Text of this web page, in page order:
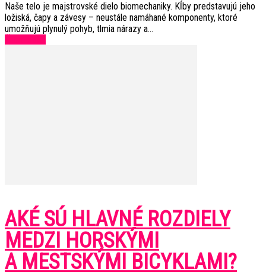
Naše telo je majstrovské dielo biomechaniky. Kĺby predstavujú jeho
ložiská, čapy a závesy – neustále namáhané komponenty, ktoré
umožňujú plynulý pohyb, tlmia nárazy a...
AKÉ SÚ HLAVNÉ ROZDIELY
MEDZI HORSKÝMI
A MESTSKÝMI BICYKLAMI?